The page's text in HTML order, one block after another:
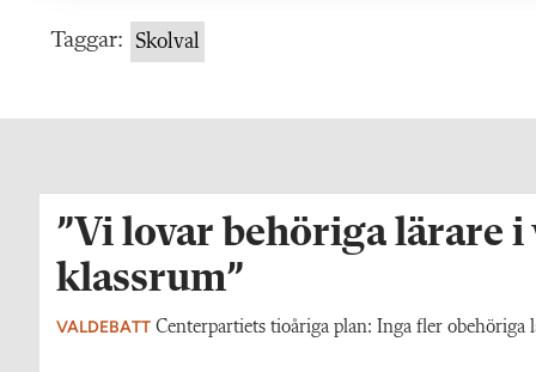
Taggar: Skolval
”Vi lovar behöriga lärare i
klassrum”
VALDEBATT Centerpartiets tioåriga plan: Inga fler obehöriga